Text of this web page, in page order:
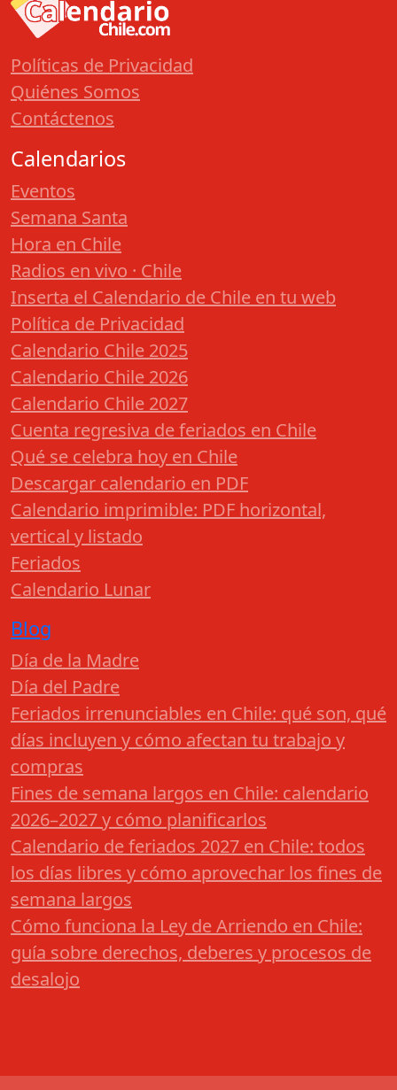
Políticas de Privacidad
Quiénes Somos
Contáctenos
Calendarios
Eventos
Semana Santa
Hora en Chile
Radios en vivo · Chile
Inserta el Calendario de Chile en tu web
Política de Privacidad
Calendario Chile 2025
Calendario Chile 2026
Calendario Chile 2027
Cuenta regresiva de feriados en Chile
Qué se celebra hoy en Chile
Descargar calendario en PDF
Calendario imprimible: PDF horizontal,
vertical y listado
Feriados
Calendario Lunar
Blog
Día de la Madre
Día del Padre
Feriados irrenunciables en Chile: qué son, qué
días incluyen y cómo afectan tu trabajo y
compras
Fines de semana largos en Chile: calendario
2026–2027 y cómo planificarlos
Calendario de feriados 2027 en Chile: todos
los días libres y cómo aprovechar los fines de
semana largos
Cómo funciona la Ley de Arriendo en Chile:
guía sobre derechos, deberes y procesos de
desalojo